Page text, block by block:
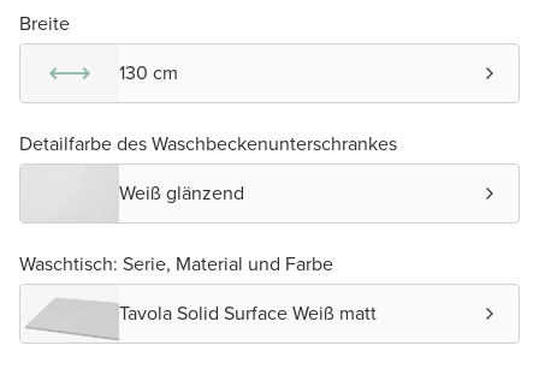
Breite
130 cm
Detailfarbe des Waschbeckenunterschrankes
Weiß glänzend
Waschtisch: Serie, Material und Farbe
Tavola Solid Surface Weiß matt